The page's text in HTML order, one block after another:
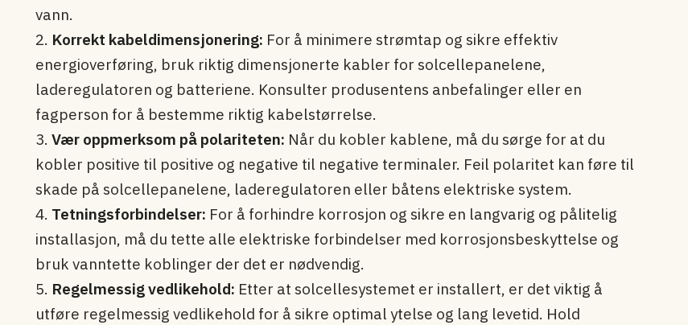
vann.
2. Korrekt kabeldimensjonering: For å minimere strømtap og sikre effektiv
energioverføring, bruk riktig dimensjonerte kabler for solcellepanelene,
laderegulatoren og batteriene. Konsulter produsentens anbefalinger eller en
fagperson for å bestemme riktig kabelstørrelse.
3. Vær oppmerksom på polariteten: Når du kobler kablene, må du sørge for at du
kobler positive til positive og negative til negative terminaler. Feil polaritet kan føre til
skade på solcellepanelene, laderegulatoren eller båtens elektriske system.
4. Tetningsforbindelser: For å forhindre korrosjon og sikre en langvarig og pålitelig
installasjon, må du tette alle elektriske forbindelser med korrosjonsbeskyttelse og
bruk vanntette koblinger der det er nødvendig.
5. Regelmessig vedlikehold: Etter at solcellesystemet er installert, er det viktig å
utføre regelmessig vedlikehold for å sikre optimal ytelse og lang levetid. Hold